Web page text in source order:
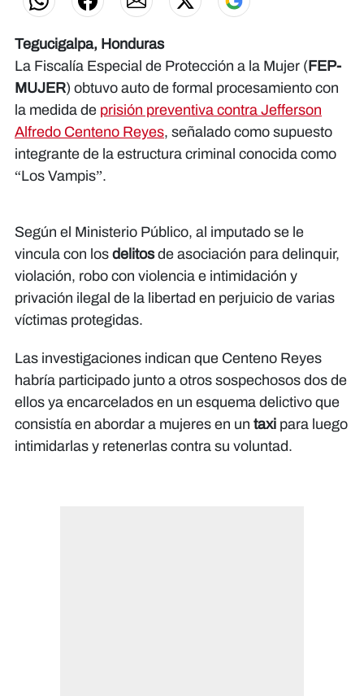
Tegucigalpa, Honduras
La Fiscalía Especial de Protección a la Mujer ( FEP-
MUJER) obtuvo auto de formal procesamiento con
la medida de prisión preventiva contra Jefferson
Alfredo Centeno Reyes, señalado como supuesto
integrante de la estructura criminal conocida como
“Los Vampis”.
Según el Ministerio Público, al imputado se le
vincula con los delitosde asociación para delinquir,
violación, robo con violencia e intimidación y
privación ilegal de la libertad en perjuicio de varias
víctimas protegidas.
Las investigaciones indican que Centeno Reyes
habría participado junto a otros sospechosos dos de
ellos ya encarcelados en un esquema delictivo que
consistía en abordar a mujeres en un taxi para luego
intimidarlas y retenerlas contra su voluntad.